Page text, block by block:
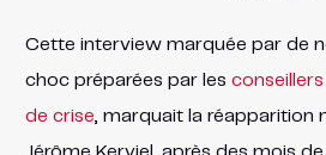
Cette interview marquée par de
choc préparées par les
de crise , marquait la réapparition
Jérôme Kerviel, après des mois de